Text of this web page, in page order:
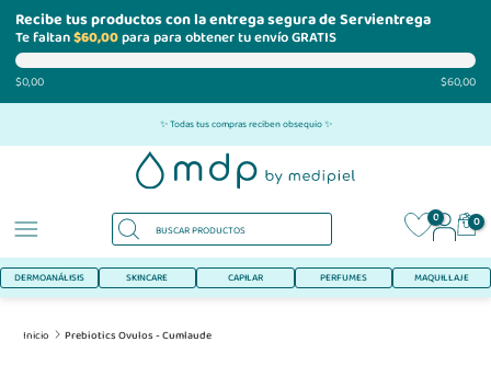
Recibe tus productos con la entrega segura de Servientrega
Te faltan$60,00para para obtener tu envío GRATIS
$0,00 $60,00
al
✨ Todas tus compras reciben obsequio ✨
0 0
DERMOANÁLISIS SKINCARE CAPILAR PERFUMES MAQUILLAJE
Inicio Prebiotics Ovulos - Cumlaude